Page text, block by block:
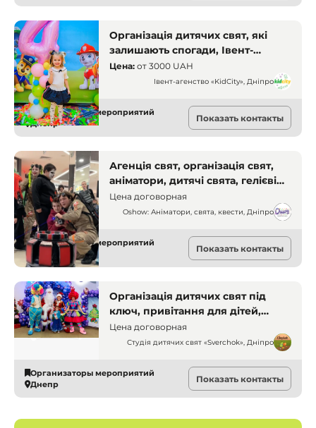
Організація дитячих свят, які
залишають спогади, Івент-
агенство «KidCity», Дніпро
Цена: от 3000 UAH
Івент-агенство «KidCity», Дніпро
Организаторы мероприятий
Днепр
Показать контакты
Агенція свят, організація свят,
аніматори, дитячі свята, гелієві
кульки, квест-кімнати,
організація днів народжень
Цена договорная
Oshow: Аніматори, свята, квести, Дніпро
Организаторы мероприятий
Днепр
Показать контакты
Організація дитячих свят під
ключ, привітання для дітей,
дитяче свято, організація свят,
свято для дітей
Цена договорная
Студія дитячих свят «Sverchok», Дніпро
Организаторы мероприятий
Днепр
Показать контакты